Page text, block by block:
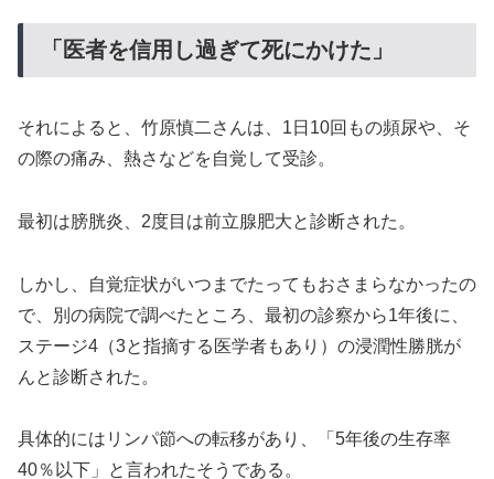
「医者を信用し過ぎて死にかけた」
それによると、竹原慎二さんは、1日10回もの頻尿や、そ
の際の痛み、熱さなどを自覚して受診。
最初は膀胱炎、2度目は前立腺肥大と診断された。
しかし、自覚症状がいつまでたってもおさまらなかったの
で、別の病院で調べたところ、最初の診察から1年後に、
ステージ4（3と指摘する医学者もあり）の浸潤性勝胱が
んと診断された。
具体的にはリンパ節への転移があり、「5年後の生存率
40％以下」と言われたそうである。